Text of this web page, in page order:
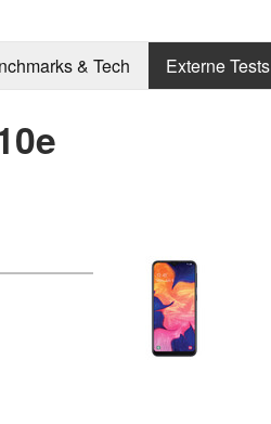
& Tech Externe Tests